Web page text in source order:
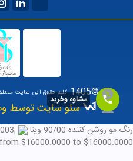
©1405 کلیه حقوق این سایت
سئو سایت توسط
رنگ مو روشن کننده 90/00 وینا
,
from $16000.0000 to $16000.0000
مشاوه وخرید